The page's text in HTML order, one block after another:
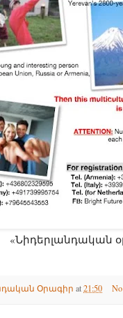
«Նիդերլանդական
Օրագիր at21:50